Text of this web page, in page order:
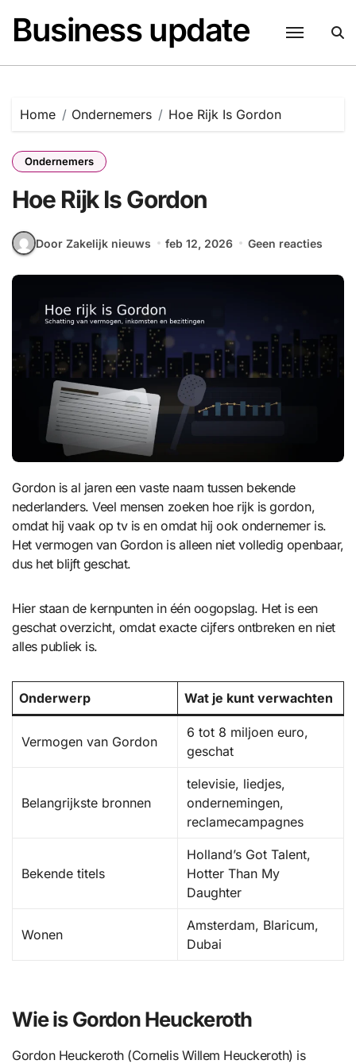
inhoud
Business update
Home Ondernemers Hoe Rijk Is Gordon
Ondernemers
Hoe Rijk Is Gordon
Door Zakelijk nieuws feb 12, 2026 Geen reacties
Gordon is al jaren een vaste naam tussen bekende
nederlanders. Veel mensen zoeken hoe rijk is gordon,
omdat hij vaak op tv is en omdat hij ook ondernemer is.
Het vermogen van Gordon is alleen niet volledig openbaar,
dus het blijft geschat.
Hier staan de kernpunten in één oogopslag. Het is een
geschat overzicht, omdat exacte cijfers ontbreken en niet
alles publiek is.
Onderwerp Wat je kunt verwachten
Vermogen van Gordon
6 tot 8 miljoen euro,
geschat
Belangrijkste bronnen
televisie, liedjes,
ondernemingen,
reclamecampagnes
Bekende titels
Holland’s Got Talent,
Hotter Than My
Daughter
Wonen
Amsterdam, Blaricum,
Dubai
Wie is Gordon Heuckeroth
Gordon Heuckeroth (Cornelis Willem Heuckeroth) is